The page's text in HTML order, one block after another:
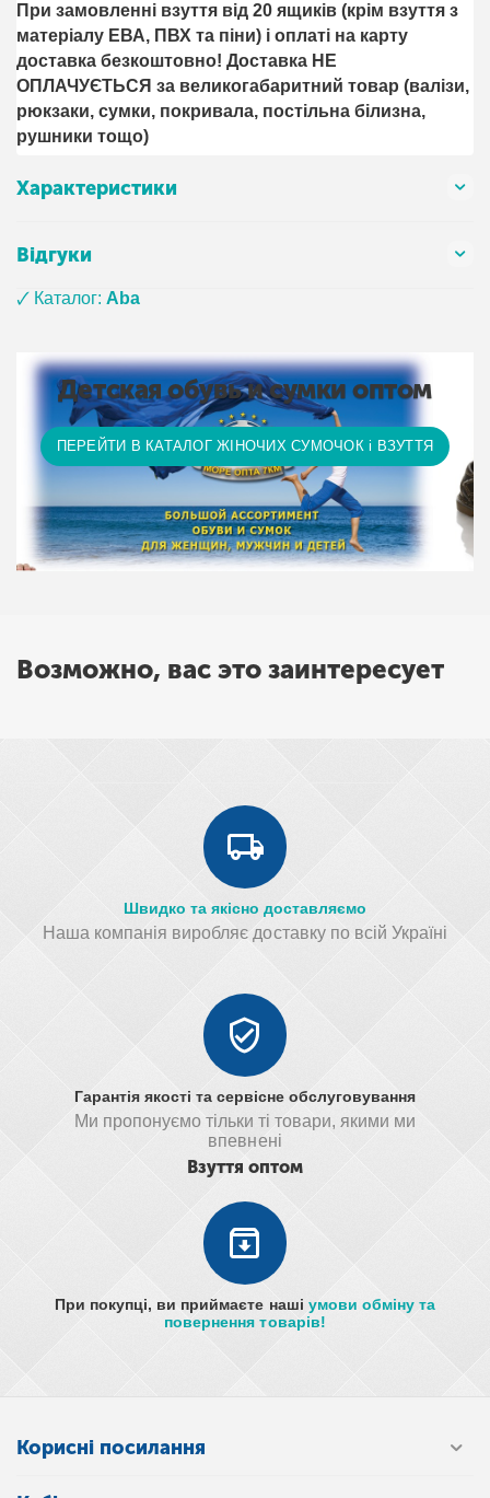
При замовленні взуття від 20 ящиків (крім взуття з
матеріалу ЕВА, ПВХ та піни) і оплаті на карту
доставка безкоштовно! Доставка НЕ ​​
ОПЛАЧУЄТЬСЯ за великогабаритний товар (валізи,
рюкзаки, сумки, покривала, постільна білизна,
рушники тощо)
Характеристики
Відгуки
🗸 Каталог:Aba
Детская обувь и сумки оптом
ПЕРЕЙТИ В КАТАЛОГ ЖІНОЧИХ СУМОЧОК і ВЗУТТЯ
Возможно, вас это заинтересует
Швидко та якісно доставляємо
Наша компанія виробляє доставку по всій Україні
Гарантія якості та сервісне обслуговування
Ми пропонуємо тільки ті товари, якими ми
впевнені
Взуття оптом
При покупці, ви приймаєте наші умови обміну та
повернення товарів!
Корисні посилання